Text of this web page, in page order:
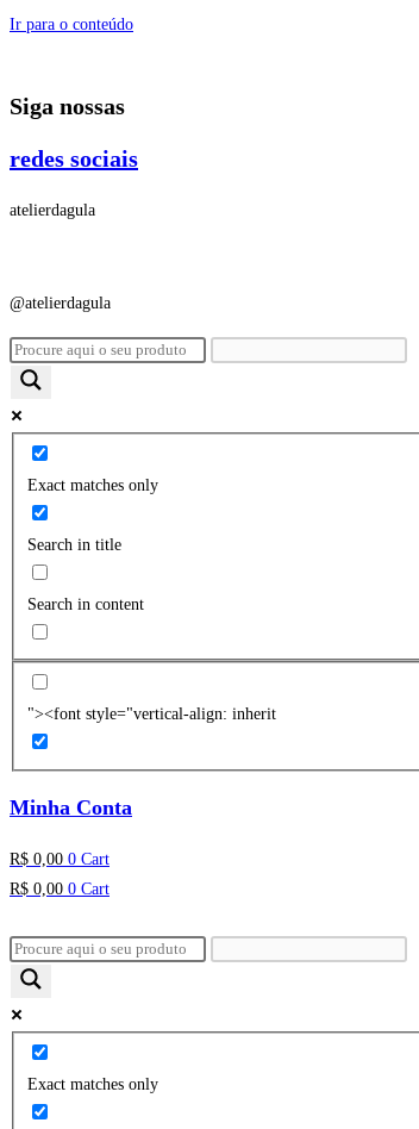
Ir para o conteúdo
Siga nossas
redes sociais
atelierdagula
@atelierdagula
Exact matches only
Search in title
Search in content
"><font style="vertical-align: inherit
Minha Conta
R$ 0,00 0 Cart
R$ 0,00 0 Cart
Exact matches only